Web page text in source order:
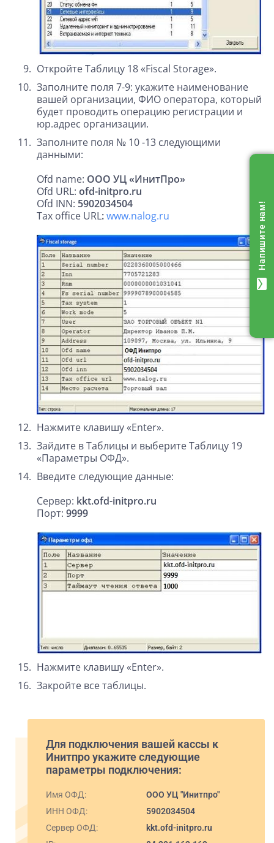
Откройте Таблицу 18 «Fiscal Storage».
Заполните поля 7-9: укажите наименование
вашей организации, ФИО оператора, который
будет проводить операцию регистрации и
юр.адрес организации.
Заполните поля № 10 -13 следующими
данными:
Ofd name: ООО УЦ «ИнитПро»
Ofd URL: ofd-initpro.ru
Ofd INN: 5902034504
Tax office URL:www.nalog.ru
Нажмите клавишу «Enter».
Зайдите в Таблицы и выберите Таблицу 19
«Параметры ОФД».
Введите следующие данные:
Сервер: kkt.ofd-initpro.ru
Порт: 9999
Нажмите клавишу «Enter».
Закройте все таблицы.
Для подключения вашей кассы к
Инитпро укажите следующие
параметры подключения:
Имя ОФД:
ООО УЦ "Инитпро"
ИНН ОФД:
5902034504
Сервер ОФД:
kkt.ofd-initpro.ru
mail
Напишите нам!